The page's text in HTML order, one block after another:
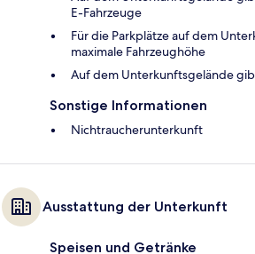
E-Fahrzeuge
Für die Parkplätze auf dem
maximale Fahrzeughöhe
Auf dem Unterkunftsgelände
Sonstige Informationen
Nichtraucherunterkunft
Ausstattung der Unterkunft
Speisen und Getränke